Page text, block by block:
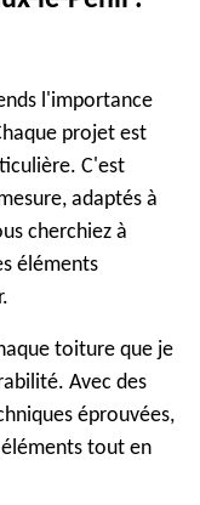
l'importance
projet est
C'est
adaptés à
cherchiez à
éléments
toiture que je
Avec des
éprouvées,
tout en